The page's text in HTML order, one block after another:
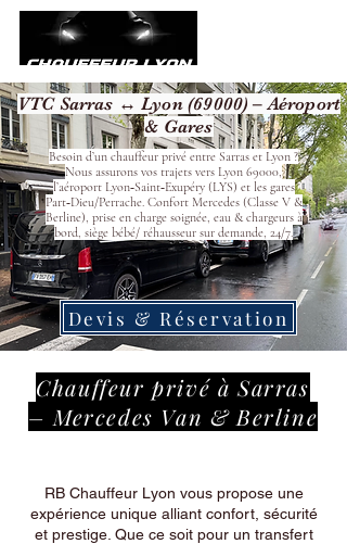
VTC Sarras ↔ Lyon (69000) – Aéroport
& Gares
Besoin d’un chauffeur privé entre Sarras et Lyon ?
Nous assurons vos trajets vers Lyon 69000,
l’aéroport Lyon‑Saint‑Exupéry (LYS) et les gares
Part‑Dieu/Perrache. Confort Mercedes (Classe V &
Berline), prise en charge soignée, eau & chargeurs à
bord, siège bébé/ réhausseur sur demande, 24/7.
Devis & Réservation
Chauffeur privé à Sarras
– Mercedes Van & Berline
RB Chauffeur Lyon vous propose une
expérience unique alliant confort, sécurité
et prestige. Que ce soit pour un transfert